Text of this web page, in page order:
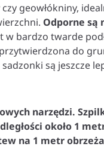
geowłókniny,
Odporne są
w bardzo twarde
do
są jeszcze
narzędzi.
około 1
na 1 metr